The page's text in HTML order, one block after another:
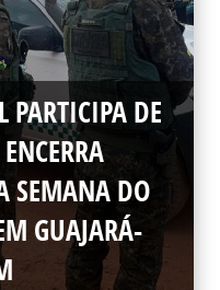
DE
SEMANA DO
GUAJARÁ-